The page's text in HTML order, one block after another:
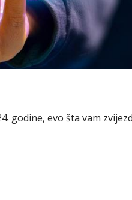
godine, evo šta vam